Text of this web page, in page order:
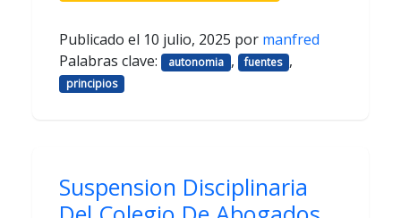
Publicado el 10 julio, 2025 por manfred
Palabras clave:
autonomia , fuentes ,
principios
Suspension Disciplinaria